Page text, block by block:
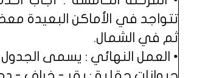
تتواجد في الأماكن البعيدة
ثم في الشمال.
• العمل النهائي : يسمى الجدول